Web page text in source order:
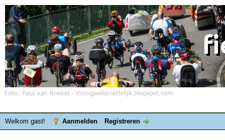
Welkom gast! Aanmelden Registreren